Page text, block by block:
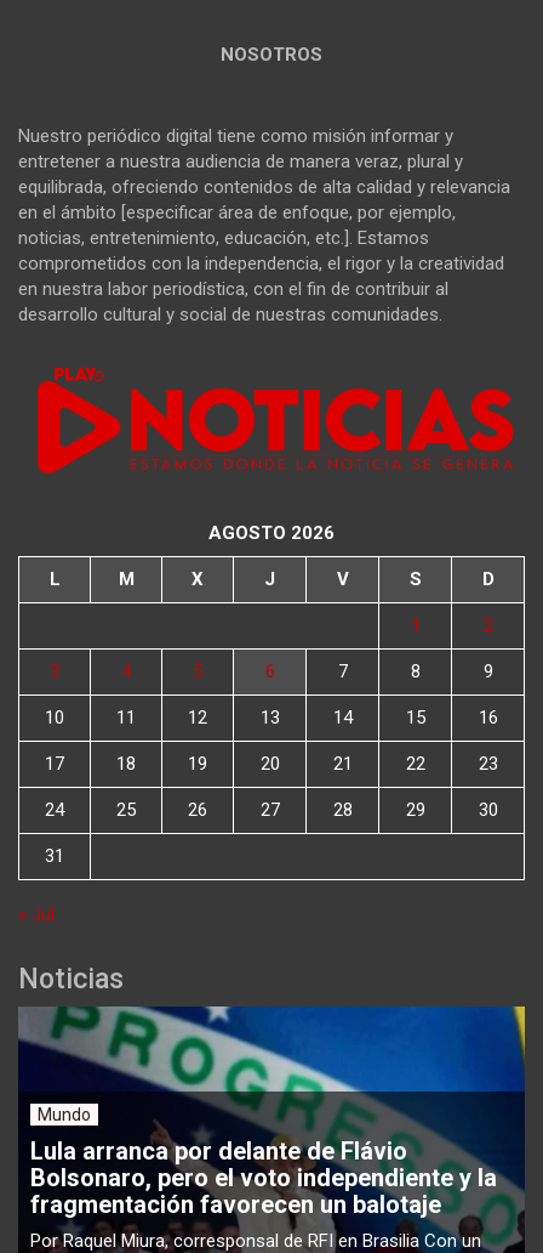
NOSOTROS
Nuestro periódico digital tiene como misión informar y
entretener a nuestra audiencia de manera veraz, plural y
equilibrada, ofreciendo contenidos de alta calidad y relevancia
en el ámbito [especificar área de enfoque, por ejemplo,
noticias, entretenimiento, educación, etc.]. Estamos
comprometidos con la independencia, el rigor y la creatividad
en nuestra labor periodística, con el fin de contribuir al
desarrollo cultural y social de nuestras comunidades.
AGOSTO 2026
L M X J V S D
1 2
3 4 5 6 7 8 9
10 11 12 13 14 15 16
17 18 19 20 21 22 23
24 25 26 27 28 29 30
31
« Jul
Noticias
Mundo
Lula arranca por delante de Flávio
Bolsonaro, pero el voto independiente y la
fragmentación favorecen un balotaje
Por Raquel Miura, corresponsal de RFI en Brasilia Con un